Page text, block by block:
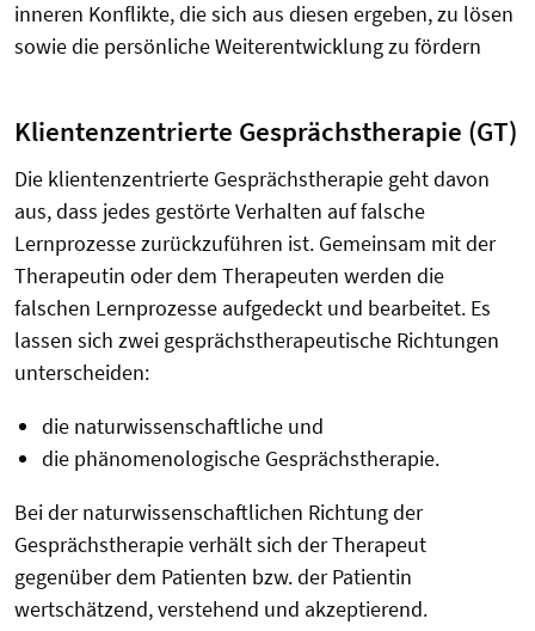
inneren Konflikte, die sich aus diesen ergeben, zu lösen
sowie die persönliche Weiterentwicklung zu fördern
Klientenzentrierte Gesprächstherapie (GT)
Die klientenzentrierte Gesprächstherapie geht davon
aus, dass jedes gestörte Verhalten auf falsche
Lernprozesse zurückzuführen ist. Gemeinsam mit der
Therapeutin oder dem Therapeuten werden die
falschen Lernprozesse aufgedeckt und bearbeitet. Es
lassen sich zwei gesprächstherapeutische Richtungen
unterscheiden:
die naturwissenschaftliche und
die phänomenologische Gesprächstherapie.
Bei der naturwissenschaftlichen Richtung der
Gesprächstherapie verhält sich der Therapeut
gegenüber dem Patienten bzw. der Patientin
wertschätzend, verstehend und akzeptierend.